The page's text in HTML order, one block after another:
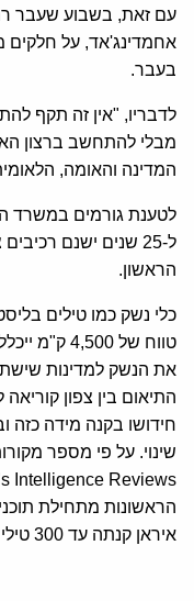
עם זאת, בשבוע שעבר
אחמדינג'אד, על חלקים
בעבר.
לדבריו, "אין זה תקף
מבלי להתחשב ברצון
המדינה והאומה,
לטענת גורמים במשרד
ל-25 שנים ישנם
הראשון.
טווח של
את הנשק למדינות
התיאום בין צפון
חידושו בקנה מידה כזה
שינוי. על פי מספר
איראן קנתה עד 300 טילי סקאד B מצפון קוריאה.